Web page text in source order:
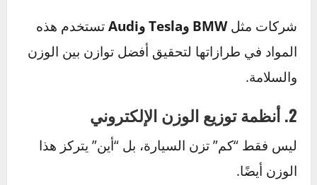
مع تطور صناعة السيارات، لم يعد الوزن عائقًا كبيرًا
أمام الأداء أو السلامة. فبفضل الهندسة الذكية
والتقنيات الحديثة، أصبحت الشركات قادرة على
تصميم سيارات آمنة، قوية، وخفيفة في الوقت
نفسه. إليك أهم الوسائل التي تُستخدم اليوم
لتعويض تأثير الوزن وتحقيق التوازن المثالي.